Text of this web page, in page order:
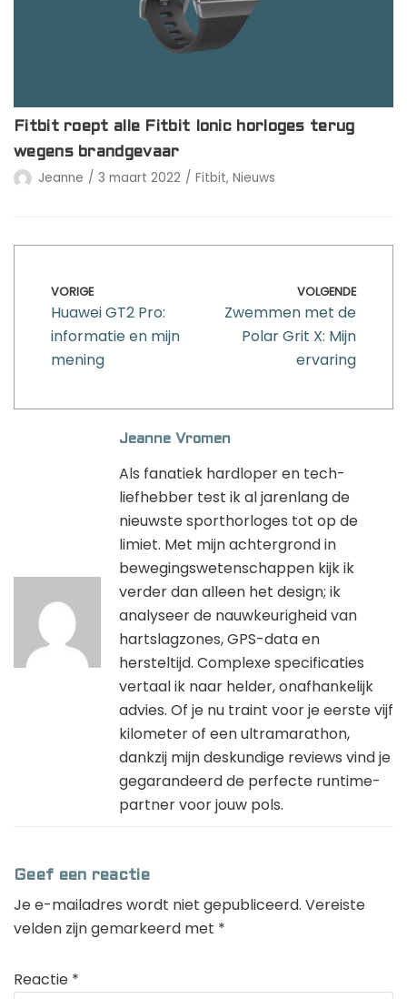
Fitbit roept alle Fitbit Ionic horloges terug
wegens brandgevaar
Jeanne 3 maart 2022 Fitbit, Nieuws
VORIGE
Huawei GT2 Pro:
informatie en mijn
mening
VOLGENDE
Zwemmen met de
Polar Grit X: Mijn
ervaring
Jeanne Vromen
Als fanatiek hardloper en tech-
liefhebber test ik al jarenlang de
nieuwste sporthorloges tot op de
limiet. Met mijn achtergrond in
bewegingswetenschappen kijk ik
verder dan alleen het design; ik
analyseer de nauwkeurigheid van
hartslagzones, GPS-data en
hersteltijd. Complexe specificaties
vertaal ik naar helder, onafhankelijk
advies. Of je nu traint voor je eerste vijf
kilometer of een ultramarathon,
dankzij mijn deskundige reviews vind je
gegarandeerd de perfecte runtime-
partner voor jouw pols.
Geef een reactie
Je e-mailadres wordt niet gepubliceerd. Vereiste
velden zijn gemarkeerd met *
Reactie *